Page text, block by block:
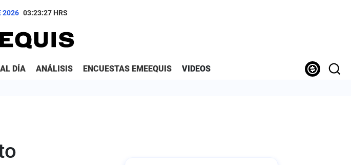
2026 03:23:28 HRS
AL DÍA ANÁLISIS ENCUESTAS EMEEQUIS VIDEOS